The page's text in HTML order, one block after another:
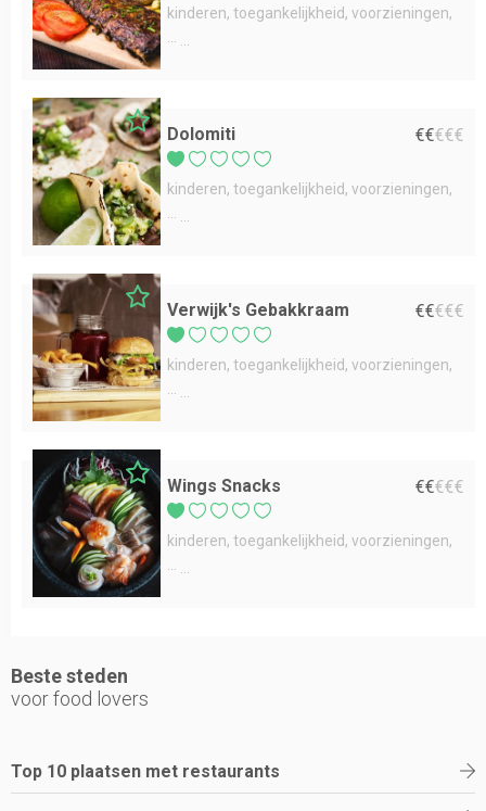
kinderen toegankelijkheid voorzieningen
Dolomiti €€€€€
kinderen toegankelijkheid voorzieningen
Verwijk's Gebakkraam €€€€€
kinderen toegankelijkheid voorzieningen
Wings Snacks €€€€€
kinderen toegankelijkheid voorzieningen
Beste steden
voor food lovers
Top 10 plaatsen met restaurants